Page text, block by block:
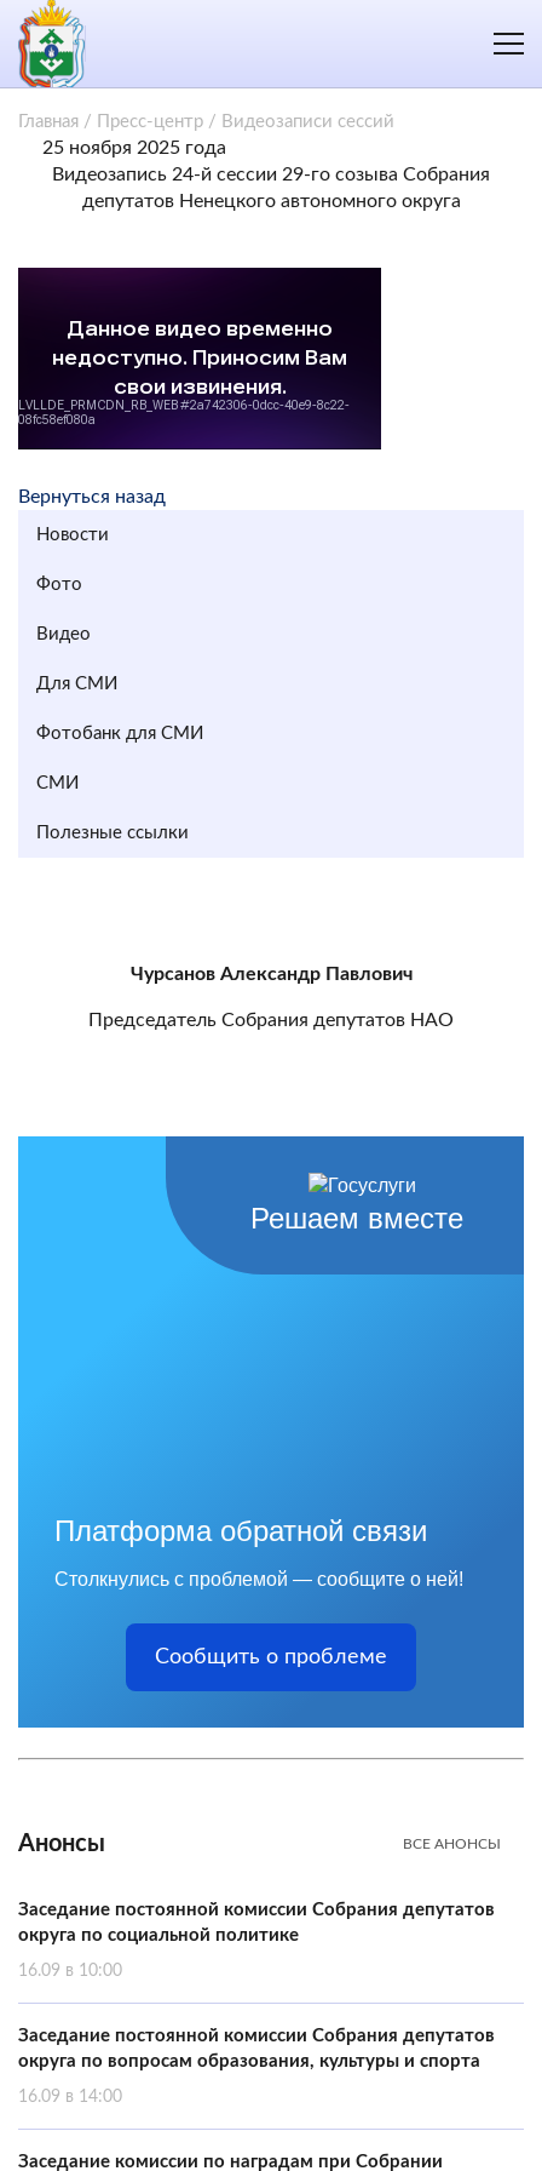
Главная / Пресс-центр / Видеозаписи сессий
25 ноября 2025 года
Видеозапись 24-й сессии 29-го созыва Собрания
депутатов Ненецкого автономного округа
Вернуться назад
Новости
Фото
Видео
Для СМИ
Фотобанк для СМИ
СМИ
Полезные ссылки
Чурсанов Александр Павлович
Председатель Собрания депутатов НАО
Решаем вместе
Платформа обратной связи
Столкнулись с проблемой — сообщите о ней!
Сообщить о проблеме
Анонсы ВСЕ АНОНСЫ
Заседание постоянной комиссии Собрания депутатов
округа по социальной политике
16.09 в 10:00
Заседание постоянной комиссии Собрания депутатов
округа по вопросам образования, культуры и спорта
16.09 в 14:00
Заседание комиссии по наградам при Собрании